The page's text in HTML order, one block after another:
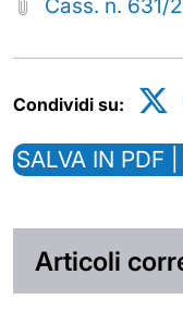
Cass. n. 631/
Condividi su:
SALVA IN PDF
Articoli